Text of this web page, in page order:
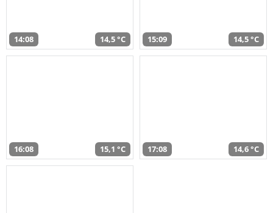
14:08 14,5 °C 15:09 14,5 °C
16:08 15,1 °C 17:08 14,6 °C